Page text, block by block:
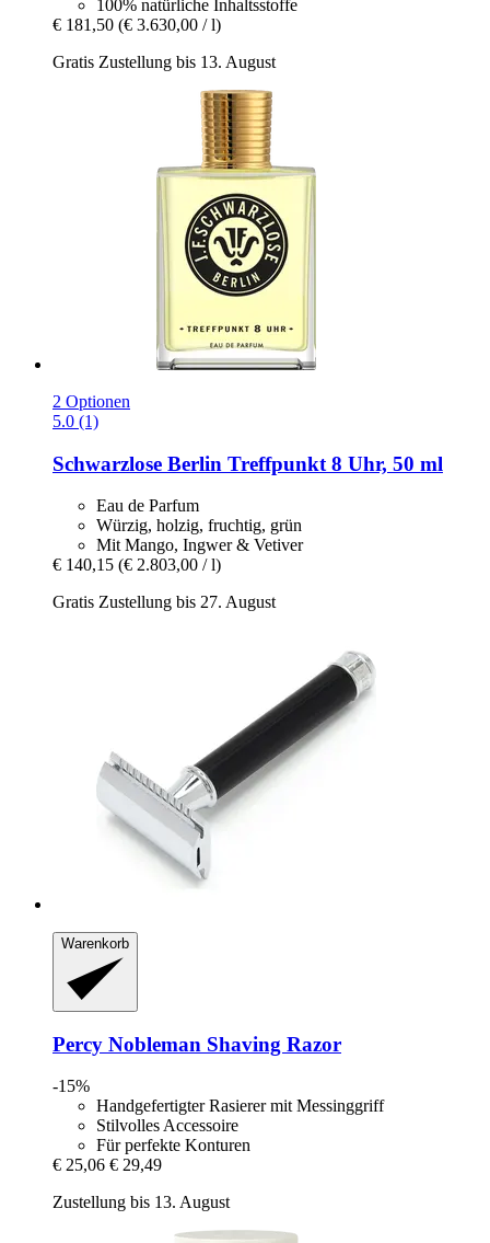
100% natürliche Inhaltsstoffe
€ 181,50 (€ 3.630,00 / l)
Gratis Zustellung bis 13. August
2 Optionen
5.0 (1)
Schwarzlose Berlin Treffpunkt 8 Uhr, 50 ml
Eau de Parfum
Würzig, holzig, fruchtig, grün
Mit Mango, Ingwer & Vetiver
€ 140,15 (€ 2.803,00 / l)
Gratis Zustellung bis 27. August
Warenkorb
Percy Nobleman Shaving Razor
-15%
Handgefertigter Rasierer mit Messinggriff
Stilvolles Accessoire
Für perfekte Konturen
€ 25,06 € 29,49
Zustellung bis 13. August